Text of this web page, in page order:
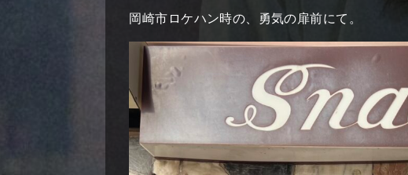
岡崎市ロケハン時の、勇気の扉前にて。